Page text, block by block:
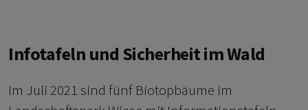
Infotafeln und Sicherheit im Wald
Im Juli 2021 sind fünf Biotopbäume im